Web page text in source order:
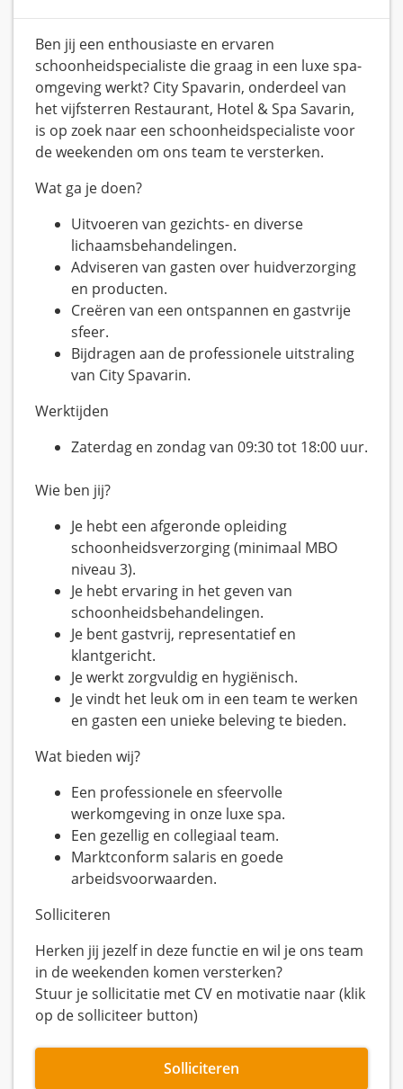
Ben jij een enthousiaste en ervaren
schoonheidspecialiste die graag in een luxe spa-
omgeving werkt? City Spavarin, onderdeel van
het vijfsterren Restaurant, Hotel & Spa Savarin,
is op zoek naar een schoonheidspecialiste voor
de weekenden om ons team te versterken.
Wat ga je doen?
Uitvoeren van gezichts- en diverse
lichaamsbehandelingen.
Adviseren van gasten over huidverzorging
en producten.
Creëren van een ontspannen en gastvrije
sfeer.
Bijdragen aan de professionele uitstraling
van City Spavarin.
Werktijden
Zaterdag en zondag van 09:30 tot 18:00 uur.
Wie ben jij?
Je hebt een afgeronde opleiding
schoonheidsverzorging (minimaal MBO
niveau 3).
Je hebt ervaring in het geven van
schoonheidsbehandelingen.
Je bent gastvrij, representatief en
klantgericht.
Je werkt zorgvuldig en hygiënisch.
Je vindt het leuk om in een team te werken
en gasten een unieke beleving te bieden.
Wat bieden wij?
Een professionele en sfeervolle
werkomgeving in onze luxe spa.
Een gezellig en collegiaal team.
Marktconform salaris en goede
arbeidsvoorwaarden.
Solliciteren
Herken jij jezelf in deze functie en wil je ons team
in de weekenden komen versterken?
Stuur je sollicitatie met CV en motivatie naar (klik
op de solliciteer button)
Solliciteren